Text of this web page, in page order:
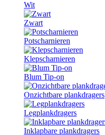
Wit
Zwart
Potscharnieren
Klepscharnieren
Blum Tip-on
Onzichtbare plankdragers
Legplankdragers
Inklapbare plankdragers